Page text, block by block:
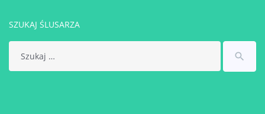
SZUKAJ ŚLUSARZA
for:
search